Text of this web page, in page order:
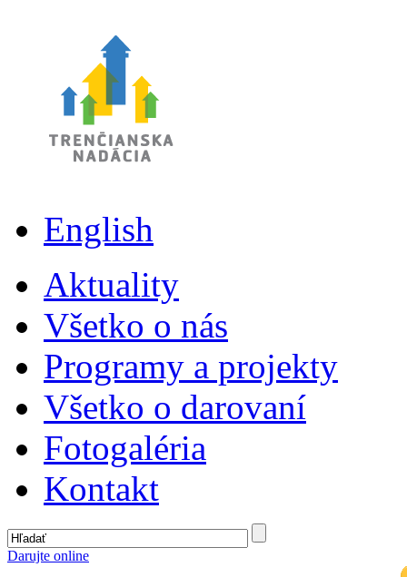
English
Aktuality
Všetko o nás
Programy a projekty
Všetko o darovaní
Fotogaléria
Kontakt
Darujte online